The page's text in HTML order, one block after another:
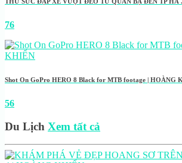
76
Shot On GoPro HERO 8 Black for MTB footage | HOÀNG
56
Du Lịch Xem tất cả